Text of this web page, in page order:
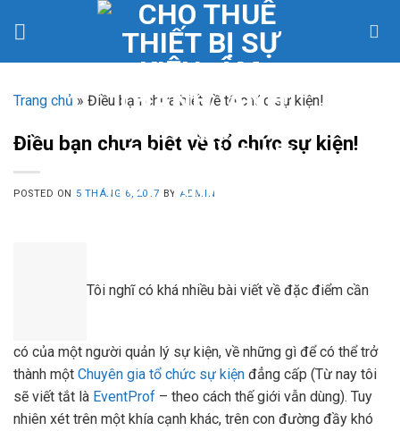
Trang chủ » Điều bạn chưa biết về tổ chức sự kiện!
Điều bạn chưa biết về tổ chức sự kiện!
POSTED ON 5 THÁNG 6, 2017 BYADMIN
Tôi nghĩ có khá nhiều bài viết về đặc điểm cần
có của một người quản lý sự kiện, về những gì để có thể trở
thành một Chuyên gia tổ chức sự kiện đẳng cấp (Từ nay tôi
sẽ viết tắt là EventProf – theo cách thế giới vẫn dùng). Tuy
nhiên xét trên một khía cạnh khác, trên con đường đầy khó